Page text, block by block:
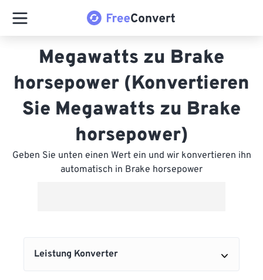
Megawatts zu Brake
horsepower (Konvertieren
Sie Megawatts zu Brake
horsepower)
Geben Sie unten einen Wert ein und wir konvertieren ihn
automatisch in Brake horsepower